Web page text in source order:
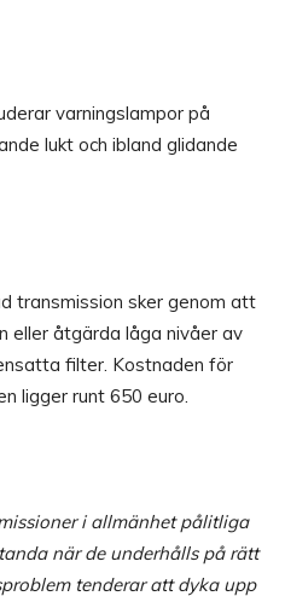
varningslampor på
lukt och ibland glidande
transmission sker genom att
eller åtgärda låga nivåer av
filter. Kostnaden för
ligger runt 650 euro.
i allmänhet pålitliga
när de underhålls på rätt
tenderar att dyka upp